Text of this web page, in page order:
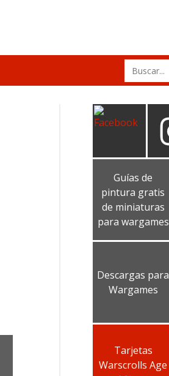
Search
for:
Guías de
pintura gratis
de miniaturas
para wargames
Descargas para
Wargames
Tarjetas
Warscrolls Age